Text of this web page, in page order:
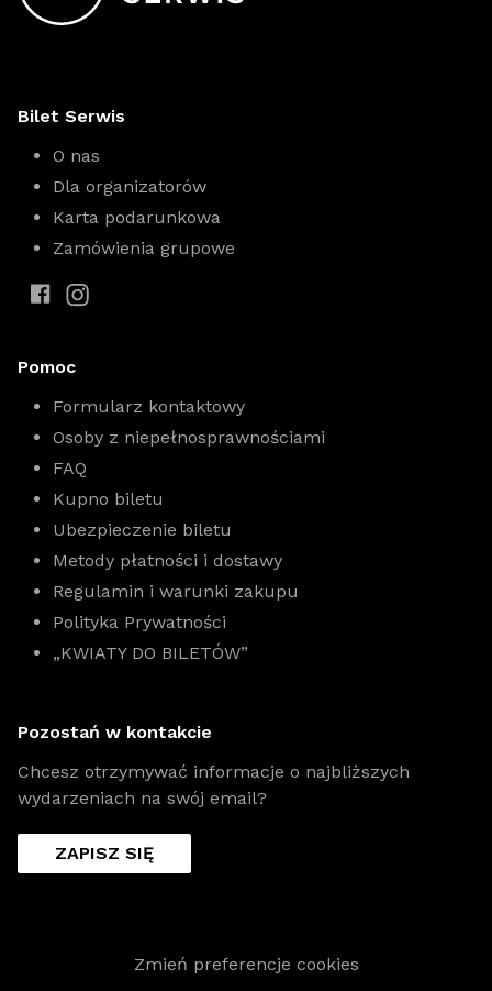
Bilet Serwis
O nas
Dla organizatorów
Karta podarunkowa
Zamówienia grupowe
Pomoc
Formularz kontaktowy
Osoby z niepełnosprawnościami
FAQ
Kupno biletu
Ubezpieczenie biletu
Metody płatności i dostawy
Regulamin i warunki zakupu
Polityka Prywatności
„KWIATY DO BILETÓW”
Pozostań w kontakcie
Chcesz otrzymywać informacje o najbliższych
wydarzeniach na swój email?
ZAPISZ SIĘ
Zmień preferencje cookies